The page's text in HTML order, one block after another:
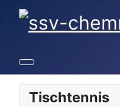
Tischtennis